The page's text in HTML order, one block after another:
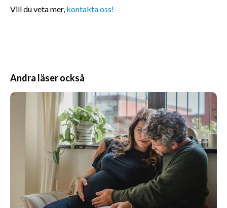
Vill du veta mer, kontakta oss!
Andra läser också